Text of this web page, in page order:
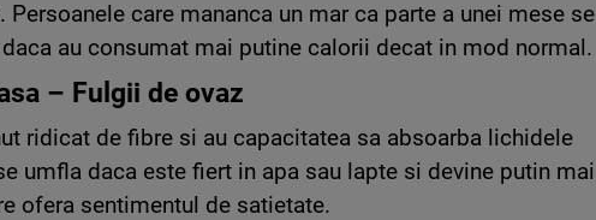
care mananca un mar ca parte a unei mese se
au consumat mai putine calorii decat in mod normal.
– Fulgii de ovaz
ridicat de fibre si au capacitatea sa absoarba lichidele
umfla daca este fiert in apa sau lapte si devine putin mai
ofera sentimentul de satietate.